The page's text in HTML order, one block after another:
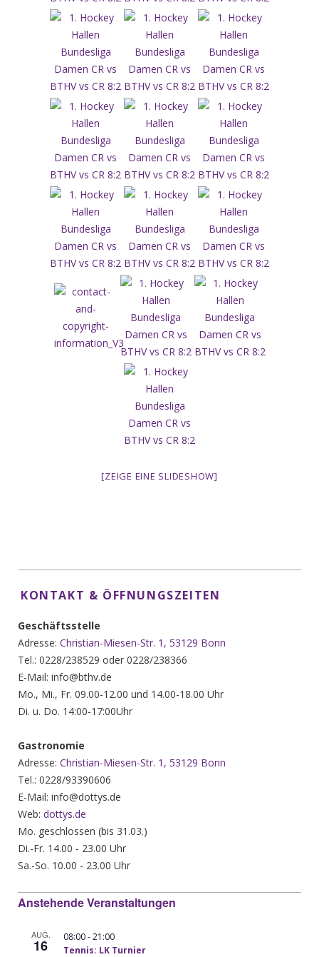
[ZEIGE EINE SLIDESHOW]
KONTAKT & ÖFFNUNGSZEITEN
Geschäftsstelle
Adresse: Christian-Miesen-Str. 1, 53129 Bonn
Tel.: 0228/238529 oder 0228/238366
E-Mail: info@bthv.de
Mo., Mi., Fr. 09.00-12.00 und 14.00-18.00 Uhr
Di. u. Do. 14:00-17:00Uhr
Gastronomie
Adresse: Christian-Miesen-Str. 1, 53129 Bonn
Tel.: 0228/93390606
E-Mail: info@dottys.de
Web: dottys.de
Mo. geschlossen (bis 31.03.)
Di.-Fr. 14.00 - 23.00 Uhr
Sa.-So. 10.00 - 23.00 Uhr
Anstehende Veranstaltungen
AUG.
16 08:00-21:00
Tennis: LK Turnier